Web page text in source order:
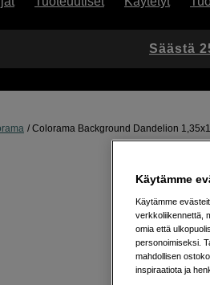
Colorama Background Dandelion
Säästä
Käytämme
Käytämme
verkkoliikennettä,
omia että
personoimiseksi.
mahdollisen
inspiraatiota ja